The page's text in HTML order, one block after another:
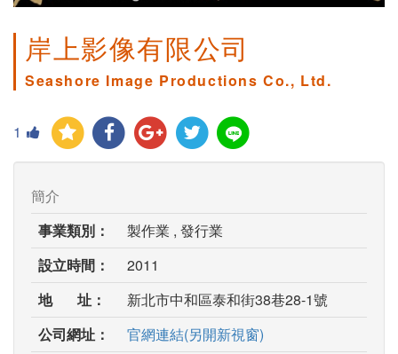
岸上影像有限公司
Seashore Image Productions Co., Ltd.
1
簡介
事業類別：
製作業 , 發行業
設立時間：
2011
地 址：
新北市中和區泰和街38巷28-1號
公司網址：
官網連結(另開新視窗)